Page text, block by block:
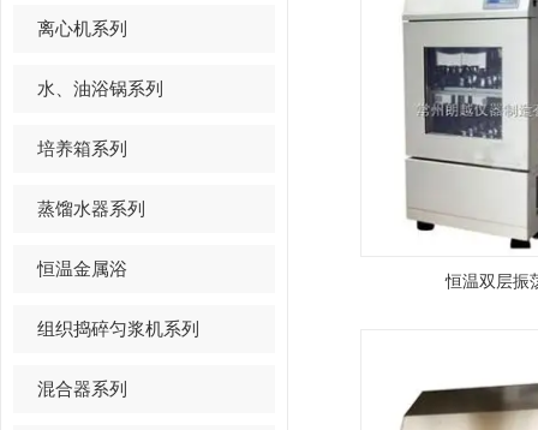
离心机系列
水、油浴锅系列
培养箱系列
蒸馏水器系列
恒温金属浴
组织捣碎匀浆机系列
混合器系列
恒温双层振